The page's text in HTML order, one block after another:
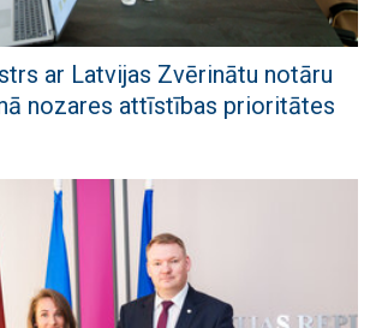
ar Latvijas Zvērinātu notāru
nozares attīstības prioritātes